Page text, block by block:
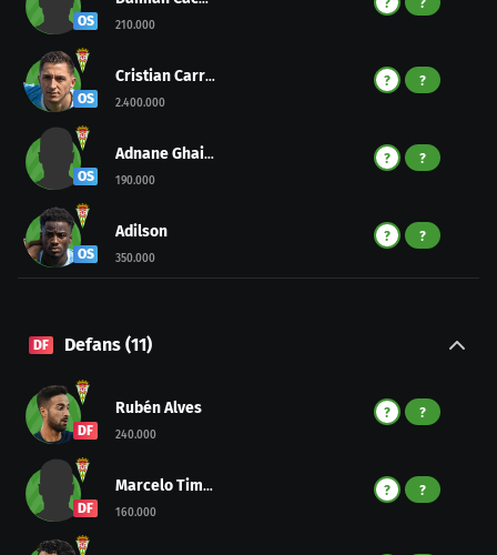
OS 210.000
OS
Cristian Carracedo
2.400.000
? ?
OS
Adnane Ghailan
190.000
? ?
OS
Adilson
350.000
? ?
DF Defans (11)
DF
Rubén Alves
240.000
? ?
DF
Marcelo Timorán
160.000
? ?